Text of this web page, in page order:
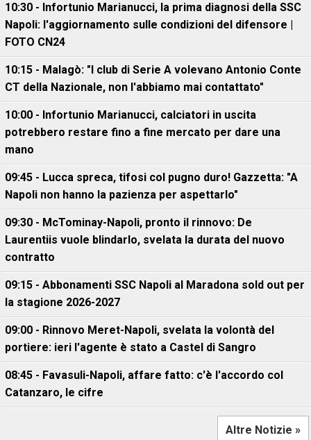
10:30 - Infortunio Marianucci, la prima diagnosi della SSC
Napoli: l'aggiornamento sulle condizioni del difensore |
FOTO CN24
10:15 - Malagò: "I club di Serie A volevano Antonio Conte
CT della Nazionale, non l'abbiamo mai contattato"
10:00 - Infortunio Marianucci, calciatori in uscita
potrebbero restare fino a fine mercato per dare una
mano
09:45 - Lucca spreca, tifosi col pugno duro! Gazzetta: "A
Napoli non hanno la pazienza per aspettarlo"
09:30 - McTominay-Napoli, pronto il rinnovo: De
Laurentiis vuole blindarlo, svelata la durata del nuovo
contratto
09:15 - Abbonamenti SSC Napoli al Maradona sold out per
la stagione 2026-2027
09:00 - Rinnovo Meret-Napoli, svelata la volontà del
portiere: ieri l'agente è stato a Castel di Sangro
08:45 - Favasuli-Napoli, affare fatto: c'è l'accordo col
Catanzaro, le cifre
Altre Notizie »